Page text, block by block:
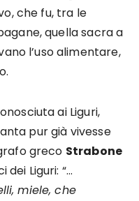
che fu, tra le
quella sacra a
l’uso alimentare,
ai Liguri,
pur già vivesse
greco Strabone
Liguri: “…
miele, che